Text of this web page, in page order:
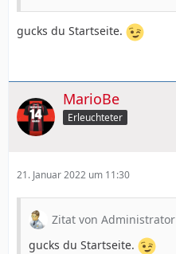
gucks du Startseite.
MarioBe
Erleuchteter
21. Januar 2022 um 11:30
Zitat von Administrator
gucks du Startseite.